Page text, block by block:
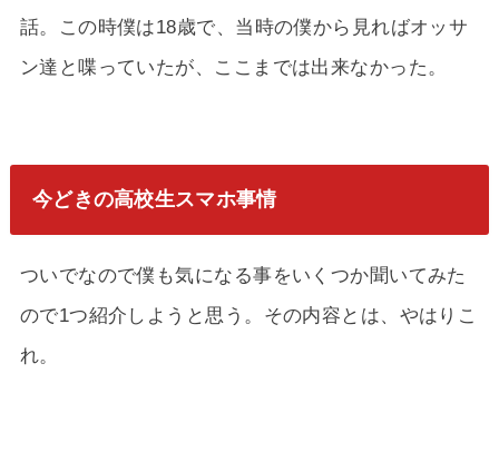
話。この時僕は18歳で、当時の僕から見ればオッサ
ン達と喋っていたが、ここまでは出来なかった。
今どきの高校生スマホ事情
ついでなので僕も気になる事をいくつか聞いてみた
ので1つ紹介しようと思う。その内容とは、やはりこ
れ。